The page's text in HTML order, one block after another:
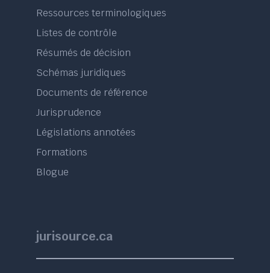
Ressources terminologiques
Listes de contrôle
Résumés de décision
Schémas juridiques
Documents de référence
Jurisprudence
Législations annotées
Formations
Blogue
jurisource.ca